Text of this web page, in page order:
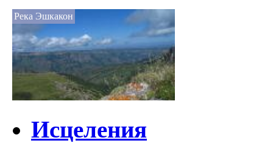
Река Эшкакон
Исцеления